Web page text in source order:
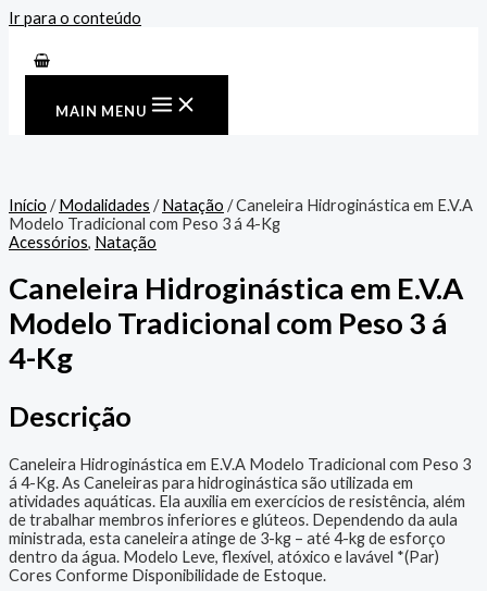
Ir para o conteúdo
MAIN MENU
Início /Modalidades /Natação / Caneleira Hidroginástica em E.V.A
Modelo Tradicional com Peso 3 á 4-Kg
Acessórios, Natação
Caneleira Hidroginástica em E.V.A
Modelo Tradicional com Peso 3 á
4-Kg
Descrição
Caneleira Hidroginástica em E.V.A Modelo Tradicional com Peso 3
á 4-Kg. As Caneleiras para hidroginástica são utilizada em
atividades aquáticas. Ela auxilia em exercícios de resistência, além
de trabalhar membros inferiores e glúteos. Dependendo da aula
ministrada, esta caneleira atinge de 3-kg – até 4-kg de esforço
dentro da água. Modelo Leve, flexível, atóxico e lavável *(Par)
Cores Conforme Disponibilidade de Estoque.